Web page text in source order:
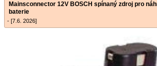
Mainsconnector 12V BOSCH spínaný zdroj pro
baterie
- [7.6. 2026]